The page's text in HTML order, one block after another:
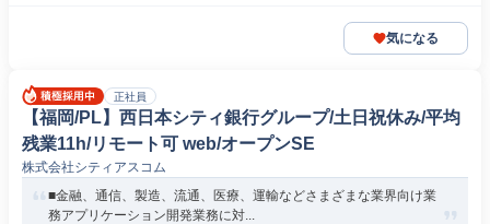
気になる
正社員
【福岡/PL】西日本シティ銀行グループ/土日祝休み/平均
残業11h/リモート可 web/オープンSE
株式会社シティアスコム
■金融、通信、製造、流通、医療、運輸などさまざまな業界向け業
務アプリケーション開発業務に対...